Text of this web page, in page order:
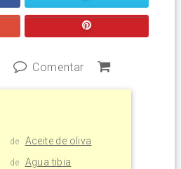
Comentar
de Aceite de oliva
de Agua tibia